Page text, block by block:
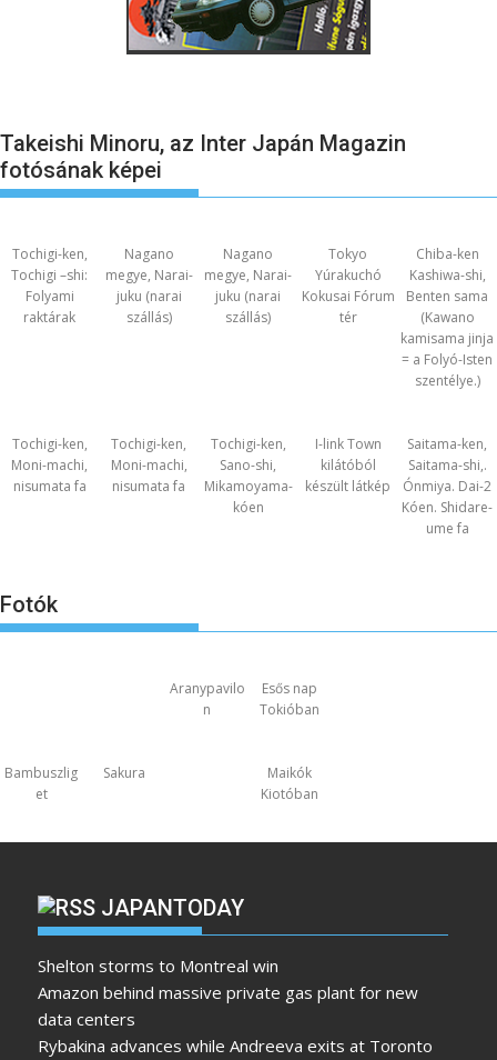
Takeishi Minoru, az Inter Japán Magazin
fotósának képei
Tochigi-ken,
Tochigi –shi:
Folyami
raktárak
Nagano
megye, Narai-
juku (narai
szállás)
Nagano
megye, Narai-
juku (narai
szállás)
Tokyo
Yúrakuchó
Kokusai Fórum
tér
Chiba-ken
Kashiwa-shi,
Benten sama
(Kawano
kamisama jinja
= a Folyó-Isten
szentélye.)
Tochigi-ken,
Moni-machi,
nisumata fa
Tochigi-ken,
Moni-machi,
nisumata fa
Tochigi-ken,
Sano-shi,
Mikamoyama-
kóen
I-link Town
kilátóból
készült látkép
Saitama-ken,
Saitama-shi,.
Ónmiya. Dai-2
Kóen. Shidare-
ume fa
Fotók
Aranypavilo
n
Esős nap
Tokióban
Bambuszlig
et
Sakura
Maikók
Kiotóban
JAPANTODAY
Shelton storms to Montreal win
Amazon behind massive private gas plant for new
data centers
Rybakina advances while Andreeva exits at Toronto